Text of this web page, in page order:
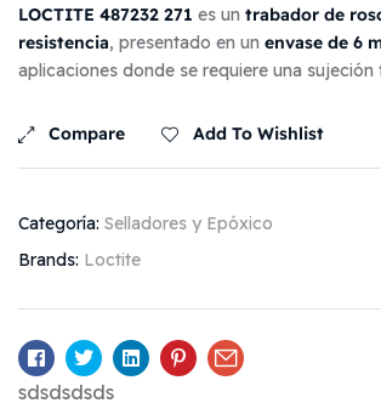
LOCTITE 487232 271 es un trabador de
resistencia, presentado en un envase de 6
aplicaciones donde se requiere una sujeción
Compare Add To Wishlist
Categoría: Selladores y Epóxico
Brands: Loctite
Facebook
TwitterLinkedinPinterestEmail
sdsdsdsds